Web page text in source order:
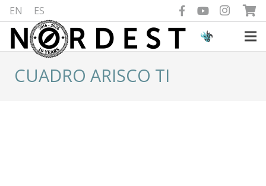
EN ES
CUADRO ARISCO TI